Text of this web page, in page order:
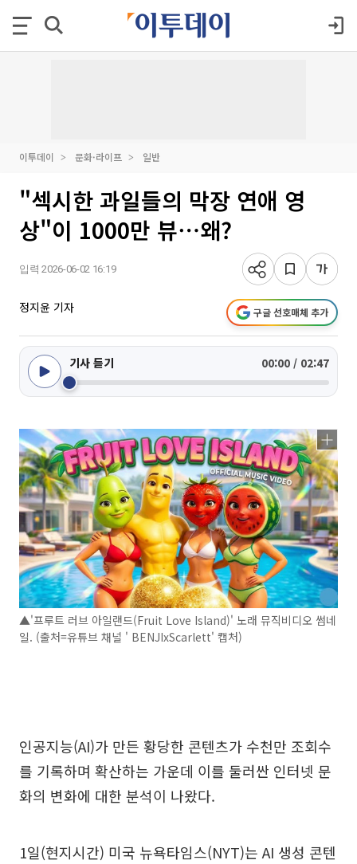
이투데이 문화·라이프 일반
"섹시한 과일들의 막장 연애 영
상"이 1000만 뷰⋯왜?
입력 2026-06-02 16:19
정지윤 기자 구글 선호매체 추가
기사 듣기 00:00 / 02:47
▲'프루트 러브 아일랜드(Fruit Love Island)' 노래 뮤직비디오 썸네
일. (출처=유튜브 채널 ' BENJIxScarlett' 캡처)
인공지능(AI)가 만든 황당한 콘텐츠가 수천만 조회수
를 기록하며 확산하는 가운데 이를 둘러싼 인터넷 문
화의 변화에 대한 분석이 나왔다.
1일(현지시간) 미국 뉴욕타임스(NYT)는 AI 생성 콘텐